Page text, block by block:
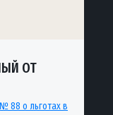
ОТ
88 о льготах в